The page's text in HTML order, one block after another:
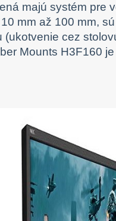
majú systém pre
mm až 100 mm,
cez
Mounts H3F160